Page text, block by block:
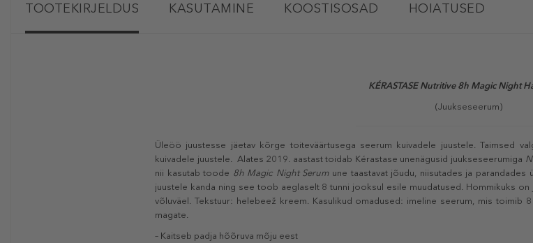
TOOTEKIRJELDUS KASUTAMINE KOOSTISOSAD HOIATUSED
KÉRASTASE Nutritive 8h Magic Night
(Juukseseerum)
Üleöö juustesse jäetav kõrge toiteväärtusega seerum kuivadele juustele. Taimsed
kuivadele juustele. Alates 2019. aastast toidab Kérastase unenägusid juukseseerumiga
nii kasutab toode 8h Magic Night Serumune taastavat jõudu, niisutades ja parandades
juustele kanda ning see toob aeglaselt 8 tunni jooksul esile muudatused. Hommikuks
võluväel. Tekstuur: helebeež kreem. Kasulikud omadused: imeline seerum, mis toimib
magate.
– Kaitseb padja hõõruva mõju eest